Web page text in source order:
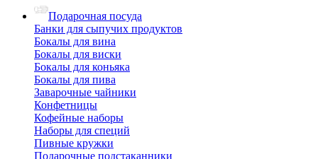
Подарочная посуда
Банки для сыпучих продуктов
Бокалы для вина
Бокалы для виски
Бокалы для коньяка
Бокалы для пива
Заварочные чайники
Конфетницы
Кофейные наборы
Наборы для специй
Пивные кружки
Подарочные подстаканники